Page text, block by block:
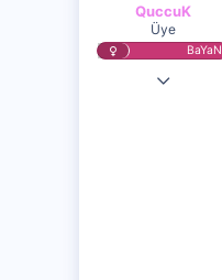
QuccuK
Üye
BaYaN
3 Eyl 2023